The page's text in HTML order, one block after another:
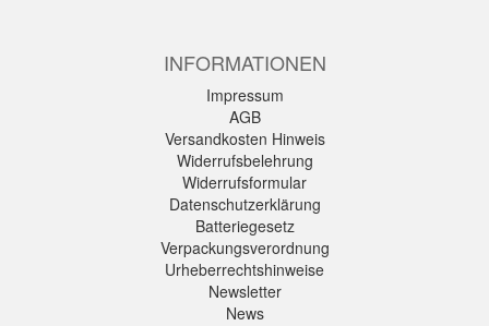
INFORMATIONEN
Impressum
AGB
Versandkosten Hinweis
Widerrufsbelehrung
Widerrufsformular
Datenschutzerklärung
Batteriegesetz
Verpackungsverordnung
Urheberrechtshinweise
Newsletter
News